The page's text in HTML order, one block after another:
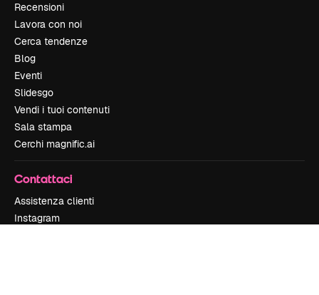
Recensioni
Lavora con noi
Cerca tendenze
Blog
Eventi
Slidesgo
Vendi i tuoi contenuti
Sala stampa
Cerchi magnific.ai
Contattaci
Assistenza clienti
Instagram